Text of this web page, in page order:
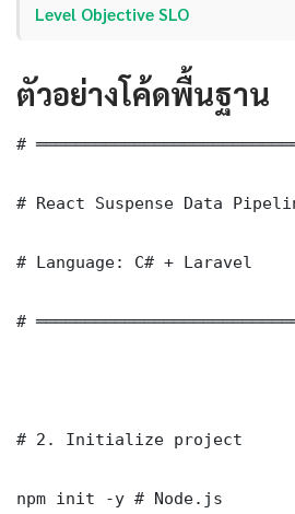
Level Objective SLO
ตัวอย่างโค้ดพื้นฐาน
#
# React Suspense Data
# Language: C# + Laravel
#
# 2. Initialize project
npm init -y # Node.js